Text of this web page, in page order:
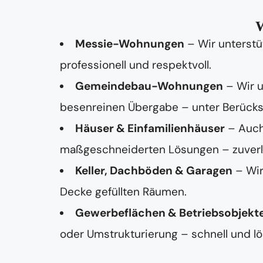
Messie-Wohnungen – Wir
professionell und respektvoll.
Gemeindebau-Wohnungen – Wir
besenreinen Übergabe – unter
Häuser & Einfamilienhäuser –
maßgeschneiderten Lösungen –
Keller, Dachböden & Garagen –
Decke gefüllten Räumen.
Gewerbeflächen &
oder Umstrukturierung – schnell und